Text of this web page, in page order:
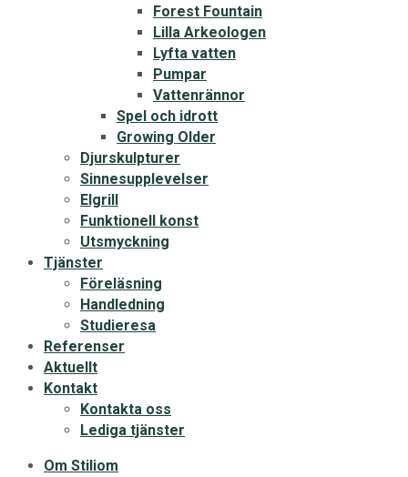
Forest Fountain
Lilla Arkeologen
Lyfta vatten
Pumpar
Vattenrännor
Spel och idrott
Growing Older
Djurskulpturer
Sinnesupplevelser
Elgrill
Funktionell konst
Utsmyckning
Tjänster
Föreläsning
Handledning
Studieresa
Referenser
Aktuellt
Kontakt
Kontakta oss
Lediga tjänster
Om Stiliom